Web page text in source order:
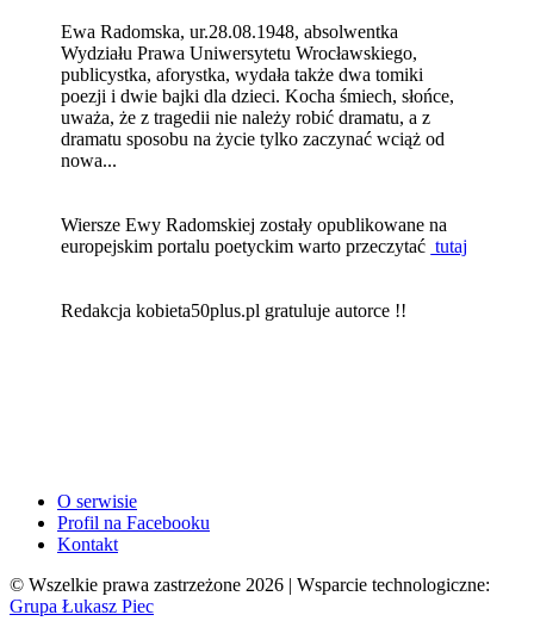
Ewa Radomska, ur.28.08.1948, absolwentka
Wydziału Prawa Uniwersytetu Wrocławskiego,
publicystka, aforystka, wydała także dwa tomiki
poezji i dwie bajki dla dzieci. Kocha śmiech, słońce,
uważa, że z tragedii nie należy robić dramatu, a z
dramatu sposobu na życie tylko zaczynać wciąż od
nowa...
Wiersze Ewy Radomskiej zostały opublikowane na
europejskim portalu poetyckim warto przeczytać tutaj
Redakcja kobieta50plus.pl gratuluje autorce !!
O serwisie
Profil na Facebooku
Kontakt
© Wszelkie prawa zastrzeżone 2026 | Wsparcie technologiczne:
Grupa Łukasz Piec